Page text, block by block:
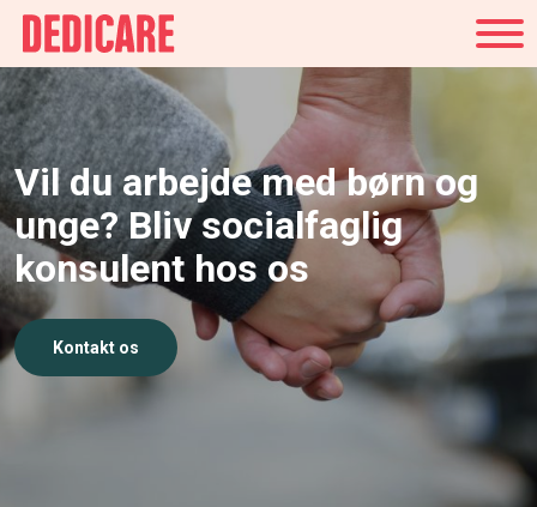
Vil du arbejde med børn og
unge? Bliv socialfaglig
konsulent hos os
Kontakt os